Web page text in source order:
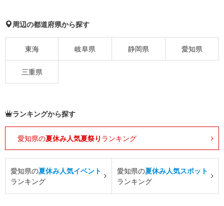
周辺の都道府県から探す
東海 岐阜県 静岡県 愛知県
三重県
ランキングから探す
愛知県の夏休み人気夏祭り ランキング
愛知県の夏休み人気イベント
ランキング
愛知県の夏休み人気スポット
ランキング